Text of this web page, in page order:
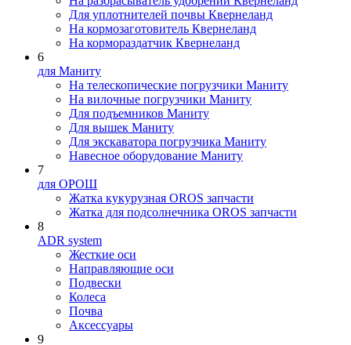
Для уплотнителей почвы Квернеланд
На кормозаготовитель Квернеланд
На кормораздатчик Квернеланд
6
для Маниту
На телескопические погрузчики Маниту
На вилочные погрузчики Маниту
Для подъемников Маниту
Для вышек Маниту
Для экскаватора погрузчика Маниту
Навесное оборудование Маниту
7
для ОРОШ
Жатка кукурузная OROS запчасти
Жатка для подсолнечника OROS запчасти
8
ADR system
Жесткие оси
Направляющие оси
Подвески
Колеса
Почва
Аксессуары
9